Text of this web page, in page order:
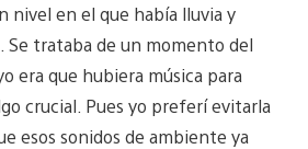
nivel en el que había lluvia y
Se trataba de un momento del
era que hubiera música para
crucial. Pues yo preferí evitarla
esos sonidos de ambiente ya